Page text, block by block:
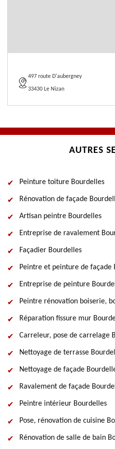
497 route D'aubergney
33430 Le Nizan
AUTRES
Peinture toiture Bourdelles
Rénovation de façade
Artisan peintre Bourdelles
Entreprise de ravalement
Façadier Bourdelles
Peintre et peinture de façade
Entreprise de peinture
Peintre rénovation boiserie,
Réparation fissure mur
Carreleur, pose de carrelage
Nettoyage de terrasse
Nettoyage de façade
Ravalement de façade
Peintre intérieur Bourdelles
Pose, rénovation de cuisine
Rénovation de salle de bain